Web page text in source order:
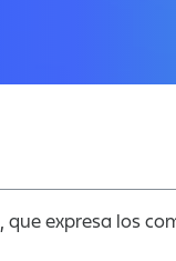
expresa los